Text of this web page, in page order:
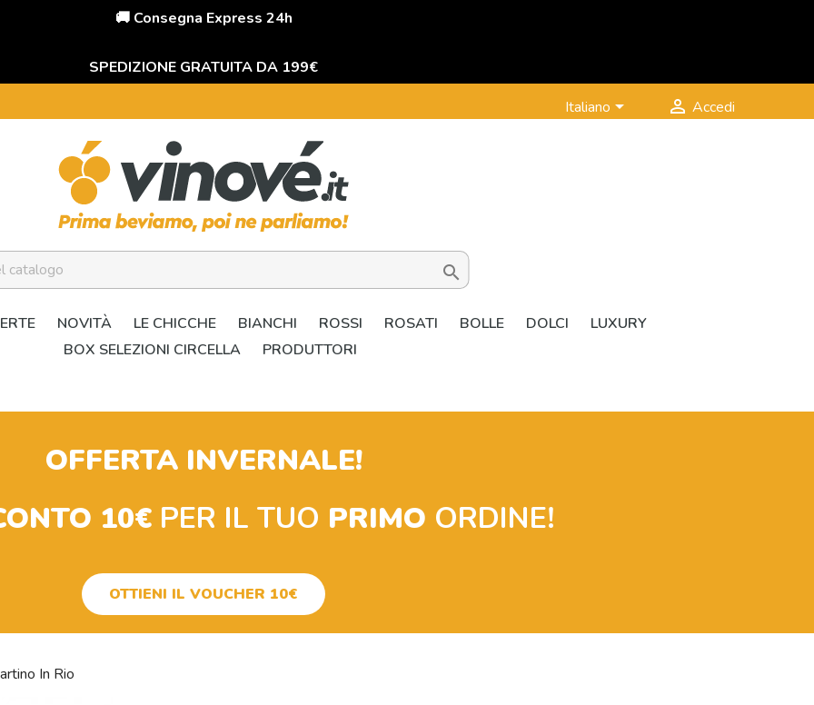
🚚 Consegna Express 24h
SPEDIZIONE GRATUITA DA 199€
Italiano  Accedi

NOVITÀ LE CHICCHE BIANCHI ROSSI ROSATI BOLLE DOLCI
LUXURY
BOX SELEZIONI CIRCELLA
PRODUTTORI
OFFERTA INVERNALE!
10€ PER IL TUO PRIMO ORDINE!
OTTIENI IL VOUCHER 10€
In Rio